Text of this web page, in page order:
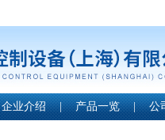
企业介绍 | 产品一览 | 公